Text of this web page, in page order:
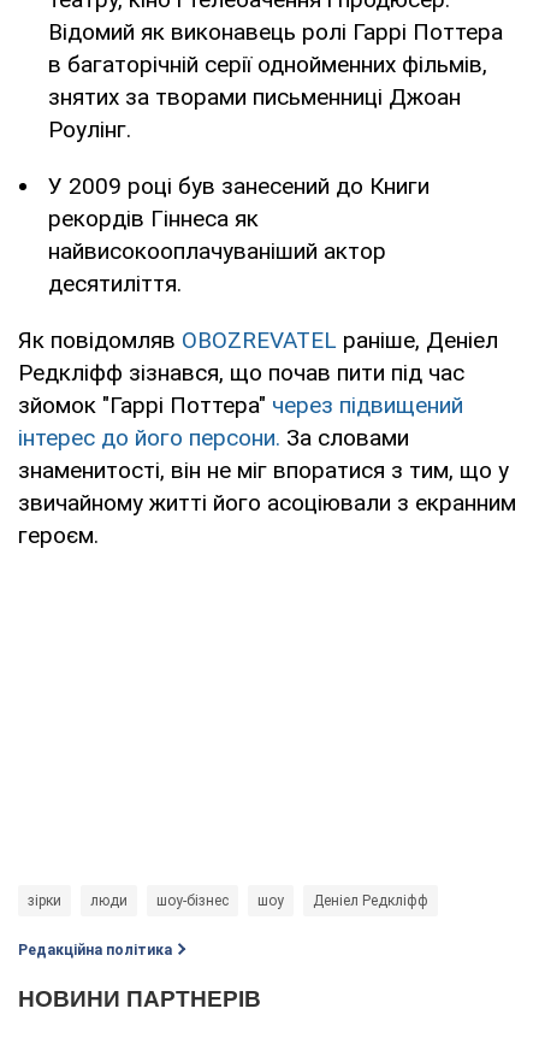
Відомий як виконавець ролі Гаррі Поттера
в багаторічній серії однойменних фільмів,
знятих за творами письменниці Джоан
Роулінг.
У 2009 році був занесений до Книги
рекордів Гіннеса як
найвисокооплачуваніший актор
десятиліття.
Як повідомляв OBOZREVATEL раніше, Деніел
Редкліфф зізнався, що почав пити під час
зйомок "Гаррі Поттера" через підвищений
інтерес до його персони. За словами
знаменитості, він не міг впоратися з тим, що у
звичайному житті його асоціювали з екранним
героєм.
зірки люди шоу-бізнес шоу Деніел Редкліфф
Редакційна політика